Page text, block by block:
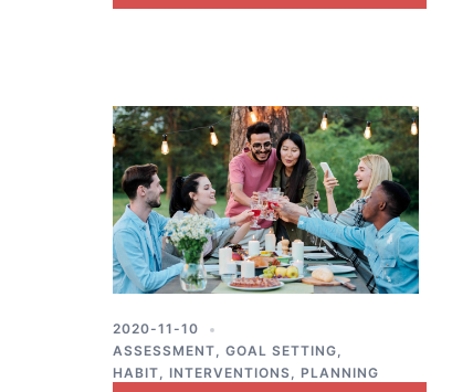
2020-11-10
ASSESSMENT, GOAL SETTING,
HABIT, INTERVENTIONS, PLANNING